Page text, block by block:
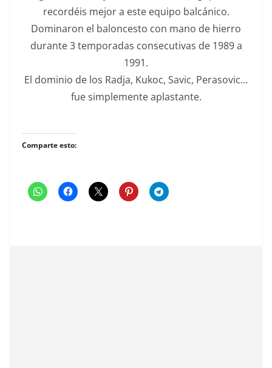
recordéis mejor a este equipo balcánico.
Dominaron el baloncesto con mano de hierro
durante 3 temporadas consecutivas de 1989 a
1991.
El dominio de los Radja, Kukoc, Savic, Perasovic…
fue simplemente aplastante.
Comparte esto: